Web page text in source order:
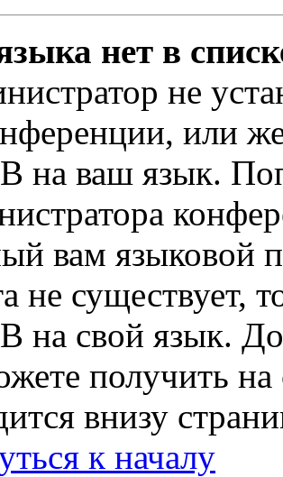
нет в
не
или
на ваш язык.
вам языковой
не существует,
на свой язык.
получить на
внизу
к началу